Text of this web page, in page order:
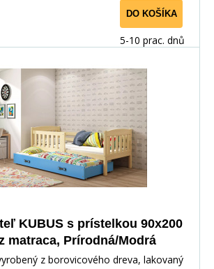
DO KOŠÍKA
5-10 prac. dnů
KUBUS s prístelkou 90x200
matraca, Prírodná/Modrá
z borovicového dreva, lakovaný